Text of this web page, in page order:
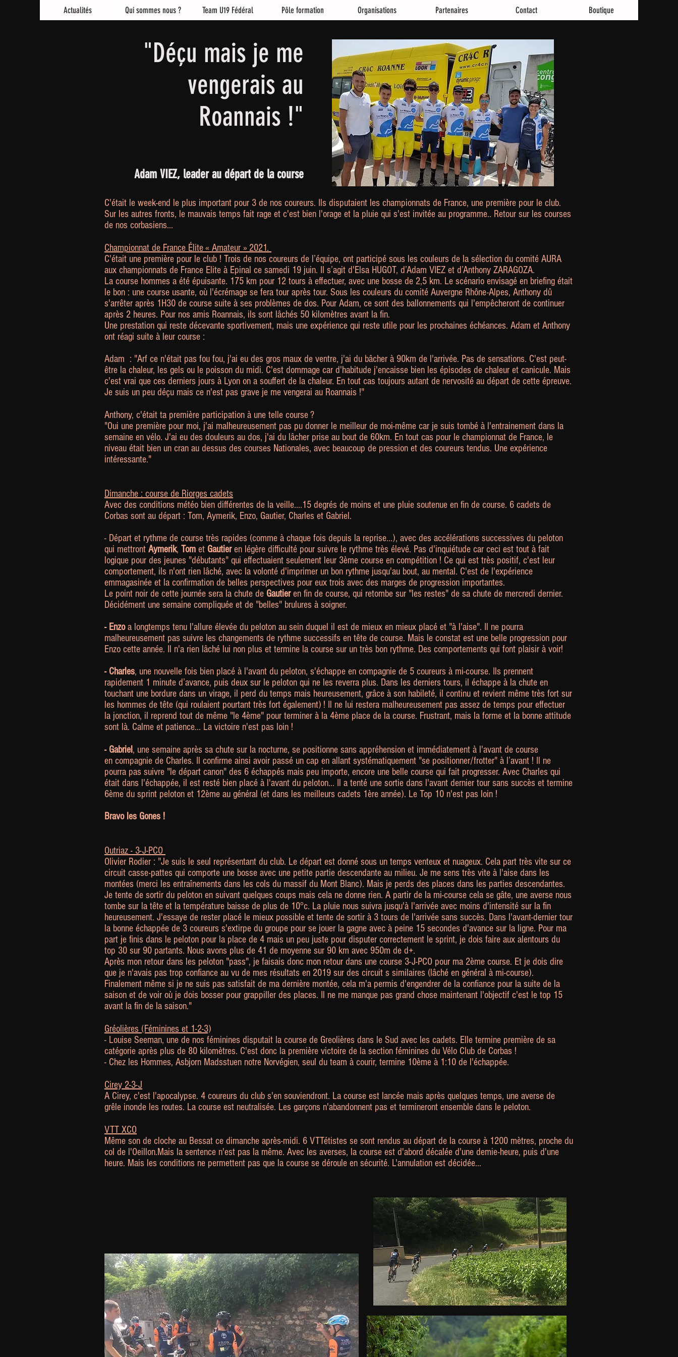
Actualités Qui sommes nous ? Team U19 Fédéral Pôle formation Organisations Partenaires Contact Boutique
"Déçu mais je me
vengerais au
Roannais !"
Adam VIEZ, leader au départ de la course
C'était le week-end le plus important pour 3 de nos coureurs. Ils disputaient les championnats de France, une première pour le club.
Sur les autres fronts, le mauvais temps fait rage et c'est bien l'orage et la pluie qui s'est invitée au programme.. Retour sur les courses
de nos corbasiens...
Championnat de France Élite « Amateur » 2021.
C'était une première pour le club ! Trois de nos coureurs de l’équipe, ont participé sous les couleurs de la sélection du comité AURA
aux championnats de France Elite à Epinal ce samedi 19 juin. Il s’agit d'Elsa HUGOT, d’Adam VIEZ et d’Anthony ZARAGOZA.
La course hommes a été épuisante. 175 km pour 12 tours à effectuer, avec une bosse de 2,5 km. Le scénario envisagé en briefing était
le bon : une course usante, où l'écrémage se fera tour après tour. Sous les couleurs du comité Auvergne Rhône-Alpes, Anthony dû
s'arrêter après 1H30 de course suite à ses problèmes de dos. Pour Adam, ce sont des ballonnements qui l'empêcheront de continuer
après 2 heures. Pour nos amis Roannais, ils sont lâchés 50 kilomètres avant la fin.
Une prestation qui reste décevante sportivement, mais une expérience qui reste utile pour les prochaines échéances. Adam et Anthony
ont réagi suite à leur course :
Adam : "Arf ce n'était pas fou fou, j'ai eu des gros maux de ventre, j'ai du bâcher à 90km de l'arrivée. Pas de sensations. C'est peut-
être la chaleur, les gels ou le poisson du midi. C'est dommage car d'habitude j'encaisse bien les épisodes de chaleur et canicule. Mais
c'est vrai que ces derniers jours à Lyon on a souffert de la chaleur. En tout cas toujours autant de nervosité au départ de cette épreuve.
Je suis un peu déçu mais ce n'est pas grave je me vengerai au Roannais !"
Anthony, c'était ta première participation à une telle course ?
"Oui une première pour moi, j'ai malheureusement pas pu donner le meilleur de moi-même car je suis tombé à l'entrainement dans la
semaine en vélo. J'ai eu des douleurs au dos, j'ai du lâcher prise au bout de 60km. En tout cas pour le championnat de France, le
niveau était bien un cran au dessus des courses Nationales, avec beaucoup de pression et des coureurs tendus. Une expérience
intéressante."
Dimanche : course de Riorges cadets
Avec des conditions météo bien différentes de la veille....15 degrés de moins et une pluie soutenue en fin de course. 6 cadets de
Corbas sont au départ : Tom, Aymerik, Enzo, Gautier, Charles et Gabriel.
- Départ et rythme de course très rapides (comme à chaque fois depuis la reprise...), avec des accélérations successives du peloton
qui mettront Aymerik, Tom et Gautieren légère difficulté pour suivre le rythme très élevé. Pas d'inquiétude car ceci est tout à fait
logique pour des jeunes "débutants" qui effectuaient seulement leur 3ème course en compétition ! Ce qui est très positif, c'est leur
comportement, ils n'ont rien lâché, avec la volonté d'imprimer un bon rythme jusqu'au bout, au mental. C'est de l'expérience
emmagasinée et la confirmation de belles perspectives pour eux trois avec des marges de progression importantes.
Le point noir de cette journée sera la chute de Gautieren fin de course, qui retombe sur "les restes" de sa chute de mercredi dernier.
Décidément une semaine compliquée et de "belles" brulures à soigner.
- Enzoa longtemps tenu l'allure élevée du peloton au sein duquel il est de mieux en mieux placé et "à l'aise". Il ne pourra
malheureusement pas suivre les changements de rythme successifs en tête de course. Mais le constat est une belle progression pour
Enzo cette année. Il n'a rien lâché lui non plus et termine la course sur un très bon rythme. Des comportements qui font plaisir à voir!
- Charles, une nouvelle fois bien placé à l'avant du peloton, s'échappe en compagnie de 5 coureurs à mi-course. Ils prennent
rapidement 1 minute d’avance, puis deux sur le peloton qui ne les reverra plus. Dans les derniers tours, il échappe à la chute en
touchant une bordure dans un virage, il perd du temps mais heureusement, grâce à son habileté, il continu et revient même très fort sur
les hommes de tête (qui roulaient pourtant très fort également) ! Il ne lui restera malheureusement pas assez de temps pour effectuer
la jonction, il reprend tout de même "le 4ème" pour terminer à la 4ème place de la course. Frustrant, mais la forme et la bonne attitude
sont là. Calme et patience... La victoire n'est pas loin !
- Gabriel , une semaine après sa chute sur la nocturne, se positionne sans appréhension et immédiatement à l'avant de course
en compagnie de Charles. Il confirme ainsi avoir passé un cap en allant systématiquement "se positionner/frotter" à l’avant ! Il ne
pourra pas suivre "le départ canon" des 6 échappés mais peu importe, encore une belle course qui fait progresser. Avec Charles qui
était dans l'échappée, il est resté bien placé à l'avant du peloton... Il a tenté une sortie dans l'avant dernier tour sans succès et termine
6ème du sprint peloton et 12ème au général (et dans les meilleurs cadets 1ère année). Le Top 10 n'est pas loin !
Bravo les Gones !
Outriaz - 3-J-PCO
Olivier Rodier : "Je suis le seul représentant du club. Le départ est donné sous un temps venteux et nuageux. Cela part très vite sur ce
circuit casse-pattes qui comporte une bosse avec une petite partie descendante au milieu. Je me sens très vite à l'aise dans les
montées (merci les entraînements dans les cols du massif du Mont Blanc). Mais je perds des places dans les parties descendantes.
Je tente de sortir du peloton en suivant quelques coups mais cela ne donne rien. A partir de la mi-course cela se gâte, une averse nous
tombe sur la tête et la température baisse de plus de 10°c. La pluie nous suivra jusqu'à l'arrivée avec moins d'intensité sur la fin
heureusement. J'essaye de rester placé le mieux possible et tente de sortir à 3 tours de l'arrivée sans succès. Dans l'avant-dernier tour
la bonne échappée de 3 coureurs s'extirpe du groupe pour se jouer la gagne avec à peine 15 secondes d'avance sur la ligne. Pour ma
part je finis dans le peloton pour la place de 4 mais un peu juste pour disputer correctement le sprint, je dois faire aux alentours du
top 30 sur 90 partants. Nous avons plus de 41 de moyenne sur 90 km avec 950m de d+.
Après mon retour dans les peloton "pass", je faisais donc mon retour dans une course 3-J-PCO pour ma 2ème course. Et je dois dire
que je n'avais pas trop confiance au vu de mes résultats en 2019 sur des circuit s similaires (lâché en général à mi-course).
Finalement même si je ne suis pas satisfait de ma dernière montée, cela m'a permis d'engendrer de la confiance pour la suite de la
saison et de voir où je dois bosser pour grappiller des places. Il ne me manque pas grand chose maintenant l'objectif c'est le top 15
avant la fin de la saison."
Gréolières (Féminines et 1-2-3)
- Louise Seeman, une de nos féminines disputait la course de Greolières dans le Sud avec les cadets. Elle termine première de sa
catégorie après plus de 80 kilomètres. C'est donc la première victoire de la section féminines du Vélo Club de Corbas !
- Chez les Hommes, Asbjorn Madsstuen notre Norvégien, seul du team à courir, termine 10ème à 1:10 de l'échappée.
Cirey 2-3-J
A Cirey, c'est l'apocalypse. 4 coureurs du club s'en souviendront. La course est lancée mais après quelques temps, une averse de
grêle inonde les routes. La course est neutralisée. Les garçons n'abandonnent pas et termineront ensemble dans le peloton.
VTT XCO
Même son de cloche au Bessat ce dimanche après-midi. 6 VTTétistes se sont rendus au départ de la course à 1200 mètres, proche du
col de l'Oeillon.Mais la sentence n'est pas la même. Avec les averses, la course est d'abord décalée d'une demie-heure, puis d'une
heure. Mais les conditions ne permettent pas que la course se déroule en sécurité. L'annulation est décidée...